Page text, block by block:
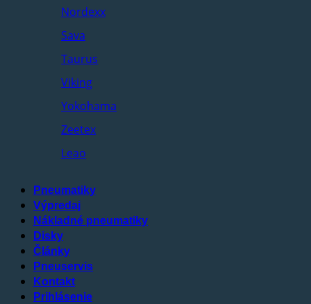
Nordexx
Sava
Taurus
Viking
Yokohama
Zeetex
Leao
Pneumatiky
Výpredaj
Nákladné pneumatiky
Disky
Články
Pneuservis
Kontakt
Prihlásenie